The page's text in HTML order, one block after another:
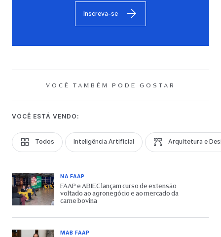
Inscreva-se
VOCÊ TAMBÉM PODE GOSTAR
VOCÊ ESTÁ VENDO:
Todos Inteligência Artificial Arquitetura e
NA FAAP
FAAP e ABIEC lançam curso de extensão
voltado ao agronegócio e ao mercado da
carne bovina
MAB FAAP